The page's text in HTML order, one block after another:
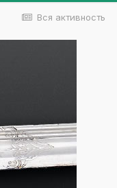
Вся активность